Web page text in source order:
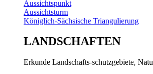
Aussichtspunkt
Aussichtsturm
Königlich-Sächsische Triangulierung
LANDSCHAFTEN
Erkunde Landschafts-schutzgebiete,